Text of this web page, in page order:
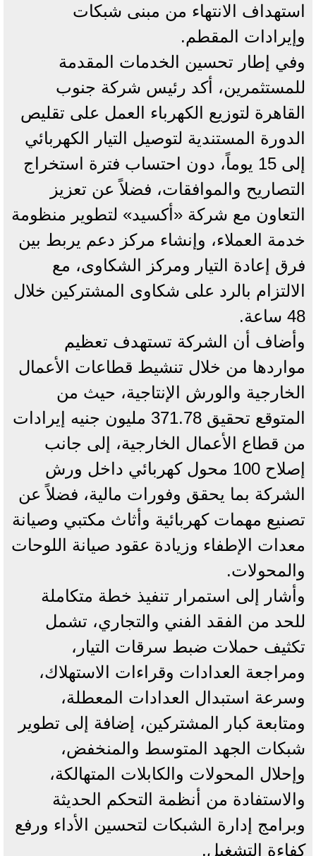
استهداف الانتهاء من مبنى شبكات
وإيرادات المقطم.
وفي إطار تحسين الخدمات المقدمة
للمستثمرين، أكد رئيس شركة جنوب
القاهرة لتوزيع الكهرباء العمل على تقليص
الدورة المستندية لتوصيل التيار الكهربائي
إلى 15 يوماً، دون احتساب فترة استخراج
التصاريح والموافقات، فضلاً عن تعزيز
التعاون مع شركة «أكسيد» لتطوير منظومة
خدمة العملاء، وإنشاء مركز دعم يربط بين
فرق إعادة التيار ومركز الشكاوى، مع
الالتزام بالرد على شكاوى المشتركين خلال
48 ساعة.
وأضاف أن الشركة تستهدف تعظيم
مواردها من خلال تنشيط قطاعات الأعمال
الخارجية والورش الإنتاجية، حيث من
المتوقع تحقيق 371.78 مليون جنيه إيرادات
من قطاع الأعمال الخارجية، إلى جانب
إصلاح 100 محول كهربائي داخل ورش
الشركة بما يحقق وفورات مالية، فضلاً عن
تصنيع مهمات كهربائية وأثاث مكتبي وصيانة
معدات الإطفاء وزيادة عقود صيانة اللوحات
والمحولات.
وأشار إلى استمرار تنفيذ خطة متكاملة
للحد من الفقد الفني والتجاري، تشمل
تكثيف حملات ضبط سرقات التيار،
ومراجعة العدادات وقراءات الاستهلاك،
وسرعة استبدال العدادات المعطلة،
ومتابعة كبار المشتركين، إضافة إلى تطوير
شبكات الجهد المتوسط والمنخفض،
وإحلال المحولات والكابلات المتهالكة،
والاستفادة من أنظمة التحكم الحديثة
وبرامج إدارة الشبكات لتحسين الأداء ورفع
كفاءة التشغيل.